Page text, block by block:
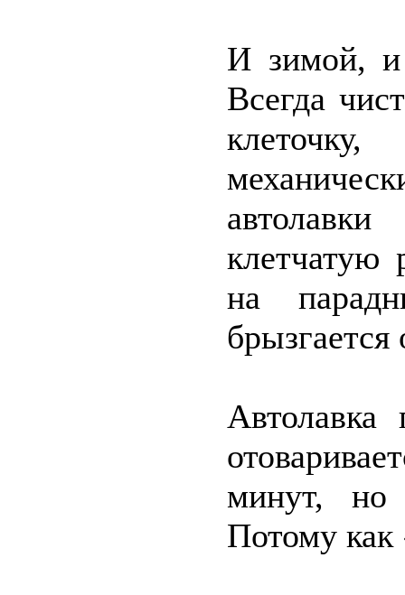
И зимой, и
Всегда
клетчатую
на
Автолавка
минут,
Потому как